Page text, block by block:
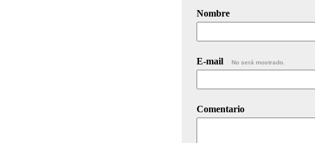
Nombre
E-mail No será mostrado.
Comentario